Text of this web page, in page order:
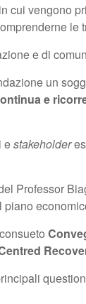
cui vengono
le
e di
un
e
estakeholder
Professor